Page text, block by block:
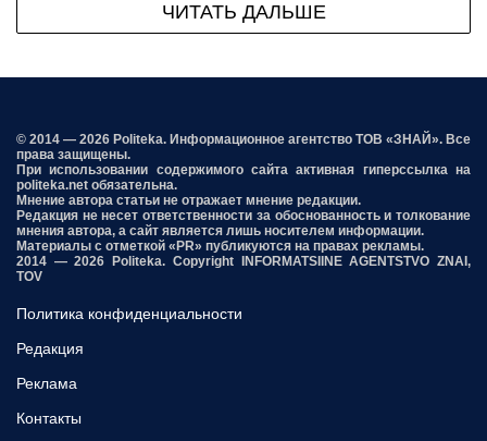
ЧИТАТЬ ДАЛЬШЕ
© 2014 — 2026 Politeka. Информационное агентство ТОВ «ЗНАЙ». Все
права защищены.
При использовании содержимого сайта активная гиперссылка на
politeka.net обязательна.
Мнение автора статьи не отражает мнение редакции.
Редакция не несет ответственности за обоснованность и толкование
мнения автора, а сайт является лишь носителем информации.
Материалы с отметкой «PR» публикуются на правах рекламы.
2014 — 2026 Politeka. Copyright INFORMATSIINE AGENTSTVO ZNAI,
TOV
Политика конфиденциальности
Редакция
Реклама
Контакты